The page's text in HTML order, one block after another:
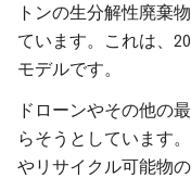
トンの生分解性廃棄
ています。これは、
モデルです。
ドローンやその他の
らそうとしています
やリサイクル可能物